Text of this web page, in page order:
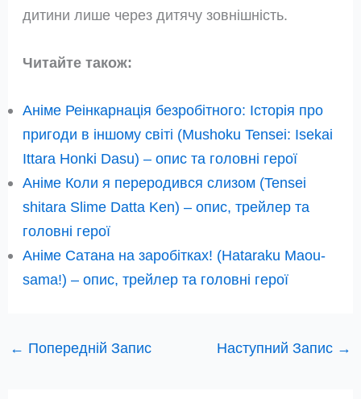
дитини лише через дитячу зовнішність.
Читайте також:
Аніме Реінкарнація безробітного: Історія про
пригоди в іншому світі (Mushoku Tensei: Isekai
Ittara Honki Dasu) – опис та головні герої
Аніме Коли я переродився слизом (Tensei
shitara Slime Datta Ken) – опис, трейлер та
головні герої
Аніме Сатана на заробітках! (Hataraku Maou-
sama!) – опис, трейлер та головні герої
← Попередній Запис Наступний Запис →